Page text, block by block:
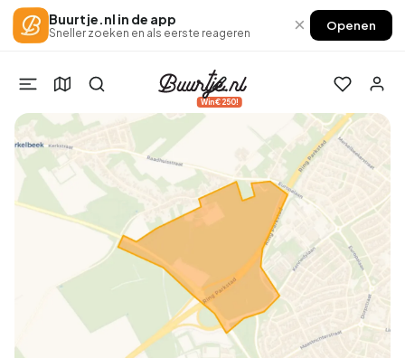
Buurtje.nl in de app
Sneller zoeken en als eerste reageren × Openen
Win €250!